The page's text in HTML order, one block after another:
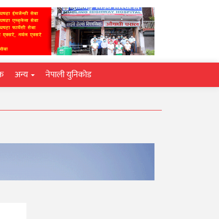
अन्य नेपाली युनिकोड